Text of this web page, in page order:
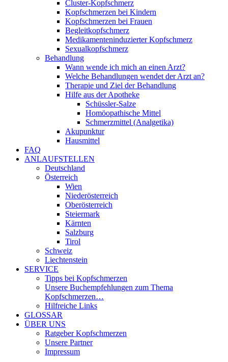
Cluster-Kopfschmerz
Kopfschmerzen bei Kindern
Kopfschmerzen bei Frauen
Begleitkopfschmerz
Medikamenteninduzierter Kopfschmerz
Sexualkopfschmerz
Behandlung
Wann wende ich mich an einen Arzt?
Welche Behandlungen wendet der Arzt an?
Therapie und Ziel der Behandlung
Hilfe aus der Apotheke
Schüssler-Salze
Homöopathische Mittel
Schmerzmittel (Analgetika)
Akupunktur
Hausmittel
FAQ
ANLAUFSTELLEN
Deutschland
Österreich
Wien
Niederösterreich
Oberösterreich
Steiermark
Kärnten
Salzburg
Tirol
Schweiz
Liechtenstein
SERVICE
Tipps bei Kopfschmerzen
Unsere Buchempfehlungen zum Thema
Kopfschmerzen…
Hilfreiche Links
GLOSSAR
ÜBER UNS
Ratgeber Kopfschmerzen
Unsere Partner
Impressum